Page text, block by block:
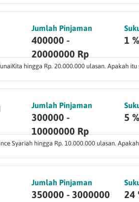
Jumlah Pinjaman
400000 -
20000000 Rp
1 %
hingga Rp. 20.000.000 ulasan. Apakah
Jumlah Pinjaman
300000 -
10000000 Rp
5 %
Syariah hingga Rp. 10.000.000 ulasan.
Jumlah Pinjaman
350000 - 3000000
24